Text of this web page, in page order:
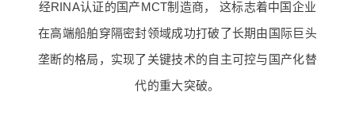
经RINA认证的国产MCT制造商， 这标志着中国企业
在高端船舶穿隔密封领域成功打破了长期由国际巨头
垄断的格局，实现了关键技术的自主可控与国产化替
代的重大突破。